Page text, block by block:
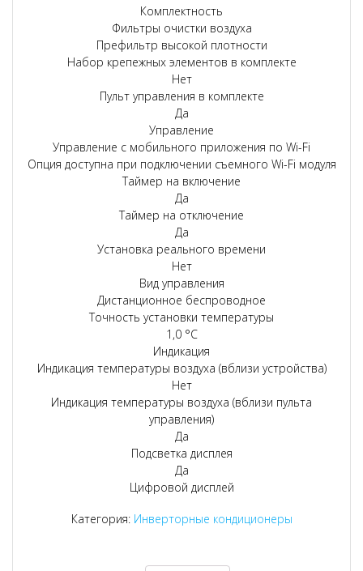
Комплектность
Фильтры очистки воздуха
Префильтр высокой плотности
Набор крепежных элементов в комплекте
Нет
Пульт управления в комплекте
Да
Управление
Управление c мобильного приложения по Wi-Fi
Опция доступна при подключении съемного Wi-Fi модуля
Таймер на включение
Да
Таймер на отключение
Да
Установка реального времени
Нет
Вид управления
Дистанционное беспроводное
Точность установки температуры
1,0 °С
Индикация
Индикация температуры воздуха (вблизи устройства)
Нет
Индикация температуры воздуха (вблизи пульта
управления)
Да
Подсветка дисплея
Да
Цифровой дисплей
Категория: Инверторные кондиционеры